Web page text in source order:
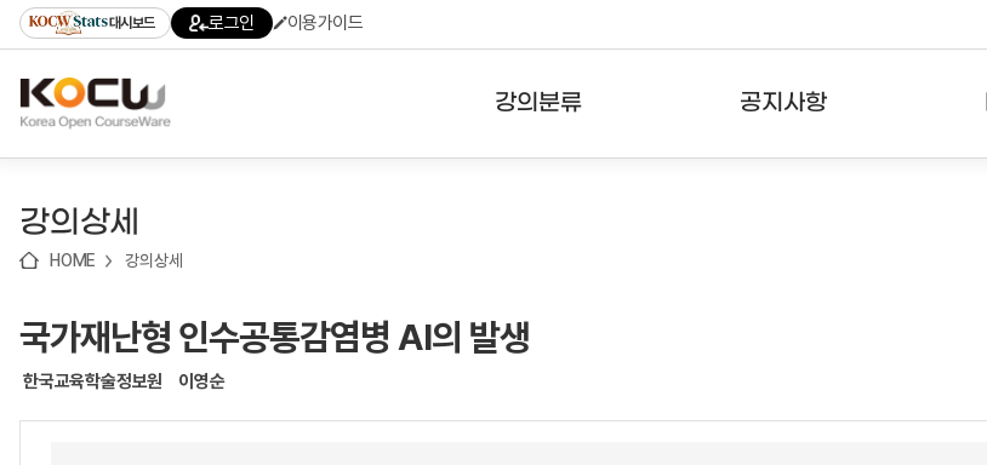
기
기
기
content)
가
대시보드 로그인 이용가이드
강의분류
테마강의
공지사항
강의상세
HOME 강의상세
국가재난형 인수공통감염병 AI의 발생
한국교육학술정보원 이영순